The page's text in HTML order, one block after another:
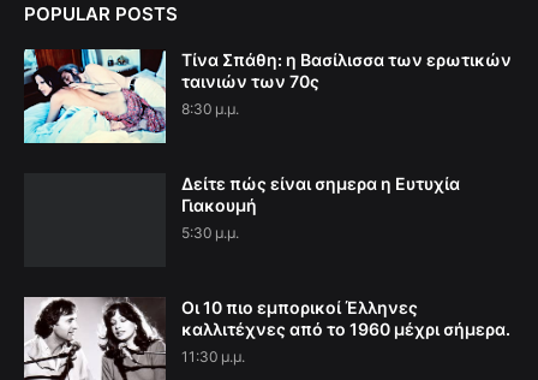
POPULAR POSTS
Τίνα Σπάθη: η Βασίλισσα των ερωτικών
ταινιών των 70ς
8:30 μ.μ.
Δείτε πώς είναι σημερα η Ευτυχία
Γιακουμή
5:30 μ.μ.
Οι 10 πιο εμπορικοί Έλληνες
καλλιτέχνες από το 1960 μέχρι σήμερα.
11:30 μ.μ.